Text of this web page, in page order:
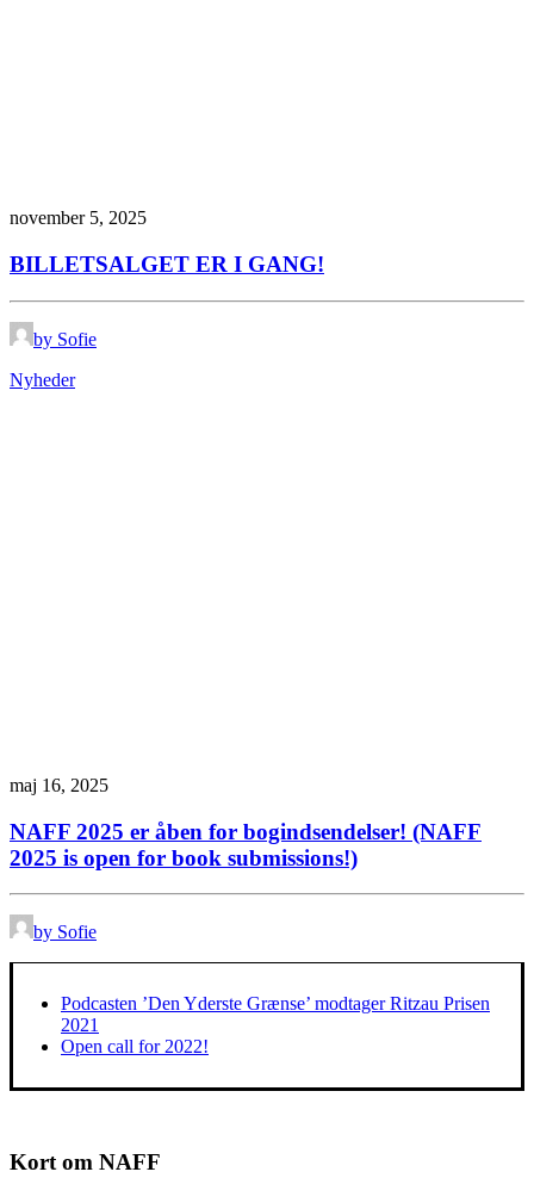
november 5, 2025
BILLETSALGET ER I GANG!
by Sofie
Nyheder
maj 16, 2025
NAFF 2025 er åben for bogindsendelser! (NAFF
2025 is open for book submissions!)
by Sofie
Podcasten ’Den Yderste Grænse’ modtager Ritzau Prisen
2021
Open call for 2022!
Kort om NAFF